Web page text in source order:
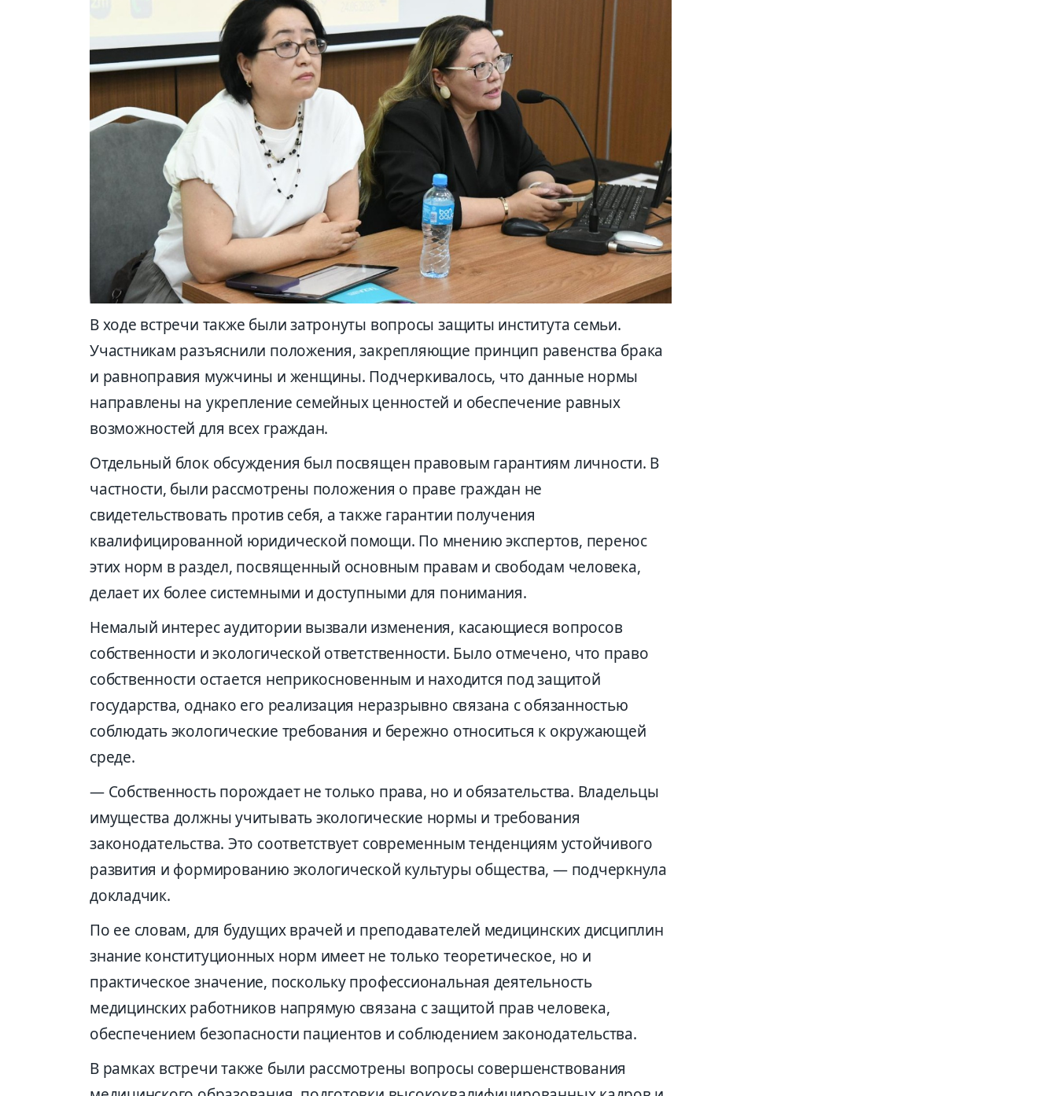
В ходе встречи также были затронуты вопросы защиты института семьи.
Участникам разъяснили положения, закрепляющие принцип равенства брака
и равноправия мужчины и женщины. Подчеркивалось, что данные нормы
направлены на укрепление семейных ценностей и обеспечение равных
возможностей для всех граждан.
Отдельный блок обсуждения был посвящен правовым гарантиям личности. В
частности, были рассмотрены положения о праве граждан не
свидетельствовать против себя, а также гарантии получения
квалифицированной юридической помощи. По мнению экспертов, перенос
этих норм в раздел, посвященный основным правам и свободам человека,
делает их более системными и доступными для понимания.
Немалый интерес аудитории вызвали изменения, касающиеся вопросов
собственности и экологической ответственности. Было отмечено, что право
собственности остается неприкосновенным и находится под защитой
государства, однако его реализация неразрывно связана с обязанностью
соблюдать экологические требования и бережно относиться к окружающей
среде.
— Собственность порождает не только права, но и обязательства. Владельцы
имущества должны учитывать экологические нормы и требования
законодательства. Это соответствует современным тенденциям устойчивого
развития и формированию экологической культуры общества, — подчеркнула
докладчик.
По ее словам, для будущих врачей и преподавателей медицинских дисциплин
знание конституционных норм имеет не только теоретическое, но и
практическое значение, поскольку профессиональная деятельность
медицинских работников напрямую связана с защитой прав человека,
обеспечением безопасности пациентов и соблюдением законодательства.
В рамках встречи также были рассмотрены вопросы совершенствования